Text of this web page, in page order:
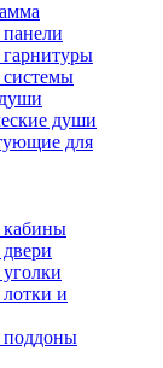
души
для
и